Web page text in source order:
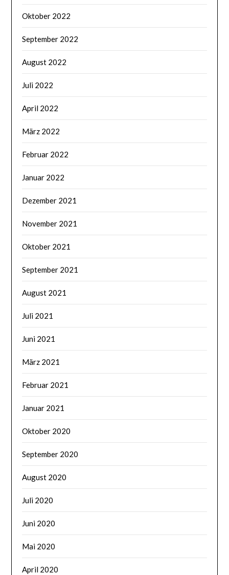
Oktober 2022
September 2022
August 2022
Juli 2022
April 2022
März 2022
Februar 2022
Januar 2022
Dezember 2021
November 2021
Oktober 2021
September 2021
August 2021
Juli 2021
Juni 2021
März 2021
Februar 2021
Januar 2021
Oktober 2020
September 2020
August 2020
Juli 2020
Juni 2020
Mai 2020
April 2020